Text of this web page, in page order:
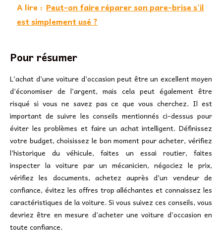
A lire : Peut-on faire réparer son pare-brise s'il
est simplement usé ?
Pour résumer
L’achat d’une voiture d’occasion peut être un excellent moyen
d’économiser de l’argent, mais cela peut également être
risqué si vous ne savez pas ce que vous cherchez. Il est
important de suivre les conseils mentionnés ci-dessus pour
éviter les problèmes et faire un achat intelligent. Définissez
votre budget, choisissez le bon moment pour acheter, vérifiez
l’historique du véhicule, faites un essai routier, faites
inspecter la voiture par un mécanicien, négociez le prix,
vérifiez les documents, achetez auprès d’un vendeur de
confiance, évitez les offres trop alléchantes et connaissez les
caractéristiques de la voiture. Si vous suivez ces conseils, vous
devriez être en mesure d’acheter une voiture d’occasion en
toute confiance.